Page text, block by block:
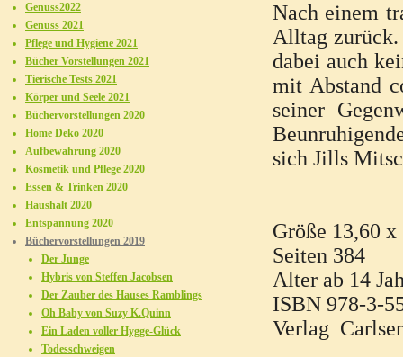
Nach einem
Alltag zurück.
dabei auch
mit Abstand
seiner
sich Jills
Größe 13,60 x
Seiten 384
Alter ab 14
ISBN 978-3-
Verlag
Genuss2022
Genuss 2021
Pflege und Hygiene 2021
Bücher Vorstellungen 2021
Tierische Tests 2021
Körper und Seele 2021
Büchervorstellungen 2020
Home Deko 2020
Aufbewahrung 2020
Kosmetik und Pflege 2020
Essen & Trinken 2020
Haushalt 2020
Entspannung 2020
Büchervorstellungen 2019
Der Junge
Hybris von Steffen Jacobsen
Der Zauber des Hauses Ramblings
Oh Baby von Suzy K.Quinn
Ein Laden voller Hygge-Glück
Todesschweigen